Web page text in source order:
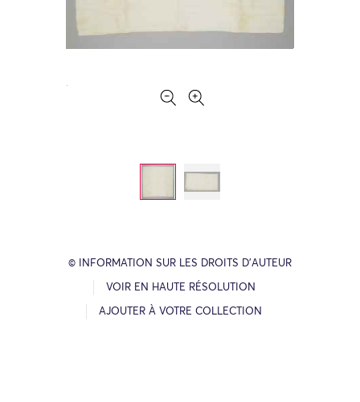
© INFORMATION SUR LES DROITS D’AUTEUR
VOIR EN HAUTE RÉSOLUTION
AJOUTER À VOTRE COLLECTION